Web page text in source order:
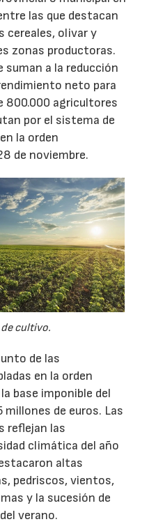
las que destacan
cereales, olivar y
zonas productoras.
suman a la reducción
neto para
800.000 agricultores
por el sistema de
la orden
de noviembre.
cultivo.
de las
en la orden
base imponible del
millones de euros. Las
reflejan las
climática del año
altas
pedriscos, vientos,
y la sucesión de
verano.